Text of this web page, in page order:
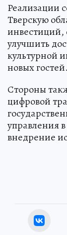
Реализации
Тверскую
инвестиций,
улучшить
культурной
новых гостей.
Стороны
цифровой
управления
внедрение